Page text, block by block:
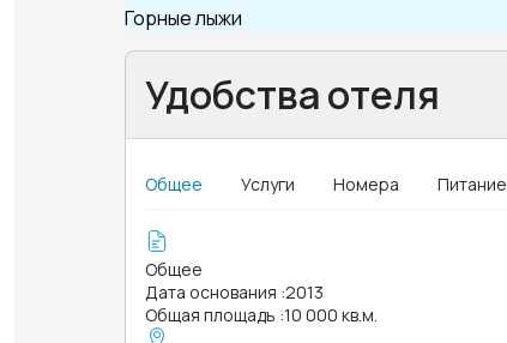
Горные лыжи
Удобства отеля
Общее Услуги Номера Питание
Общее
Дата основания :2013
Общая площадь :10 000 кв.м.